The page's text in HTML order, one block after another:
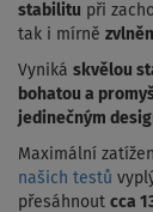
stabilitu při
tak i mírně
Vyniká skvělou
bohatou a
jedinečným
Maximální
našich testů
přesáhnout cca